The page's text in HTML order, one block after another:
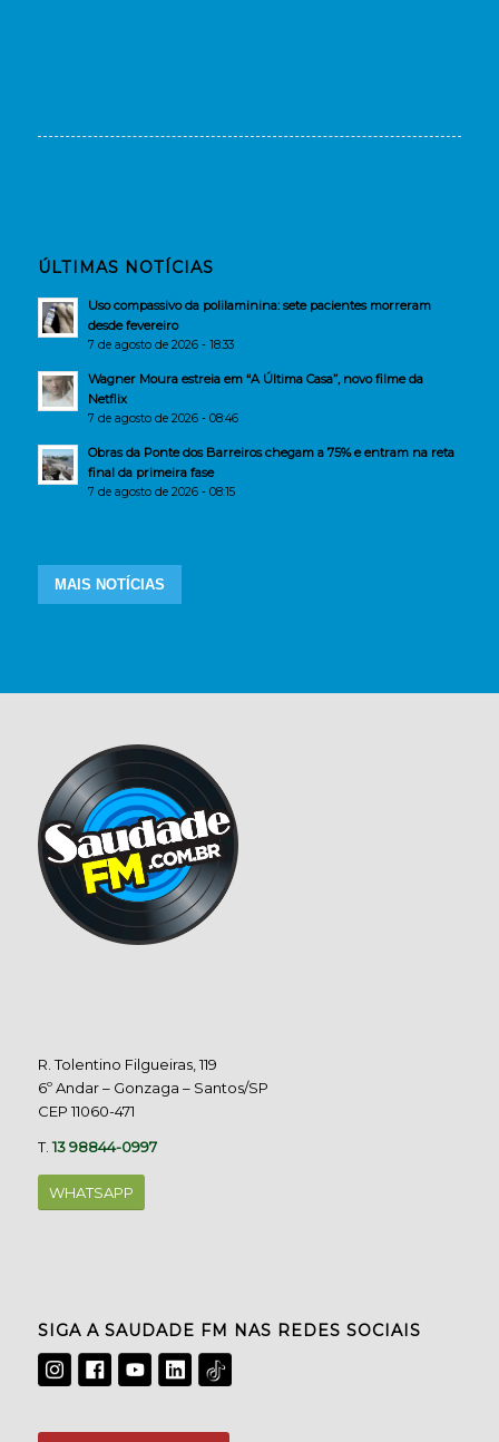
ÚLTIMAS NOTÍCIAS
Uso compassivo da polilaminina: sete pacientes morreram
desde fevereiro
7 de agosto de 2026 - 18:33
Wagner Moura estreia em “A Última Casa”, novo filme da
Netflix
7 de agosto de 2026 - 08:46
Obras da Ponte dos Barreiros chegam a 75% e entram na reta
final da primeira fase
7 de agosto de 2026 - 08:15
MAIS NOTÍCIAS
R. Tolentino Filgueiras, 119
6º Andar – Gonzaga – Santos/SP
CEP 11060-471
T.13 98844-0997
WHATSAPP
SIGA A SAUDADE FM NAS REDES SOCIAIS